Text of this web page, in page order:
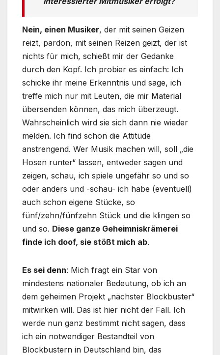
Nein, einen Musiker, der mit seinen Geizen
reizt, pardon, mit seinen Reizen geizt, der ist
nichts für mich, schießt mir der Gedanke
durch den Kopf. Ich probier es einfach: Ich
schicke ihr meine Erkenntnis und sage, ich
treffe mich nur mit Leuten, die mir Material
übersenden können, das mich überzeugt.
Wahrscheinlich wird sie sich dann nie wieder
melden. Ich find schon die Attitüde
anstrengend. Wer Musik machen will, soll „die
Hosen runter“ lassen, entweder sagen und
zeigen, schau, ich spiele ungefähr so und so
oder anders und -schau- ich habe (eventuell)
auch schon eigene Stücke, so
fünf/zehn/fünfzehn Stück und die klingen so
und so. Diese ganze Geheimniskrämerei
finde ich doof, sie stößt mich ab.
Es sei denn: Mich fragt ein Star von
mindestens nationaler Bedeutung, ob ich an
dem geheimen Projekt „nächster Blockbuster“
mitwirken will. Das ist hier nicht der Fall. Ich
werde nun ganz bestimmt nicht sagen, dass
ich ein notwendiger Bestandteil von
Blockbustern in Deutschland bin, das